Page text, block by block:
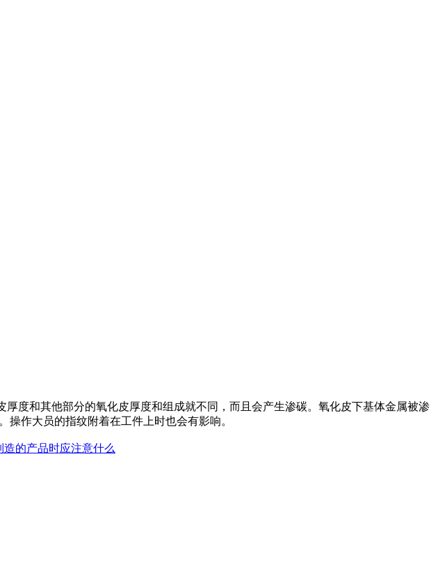
度和其他部分的氧化皮厚度和组成就不同，而且会产生渗碳。氧化皮下基体金属被渗
作大员的指纹附着在工件上时也会有影响。
的产品时应注意什么